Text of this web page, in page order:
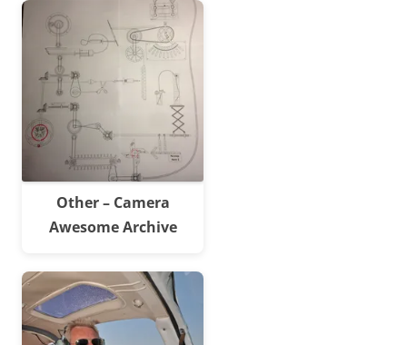
Other – Camera
Awesome Archive